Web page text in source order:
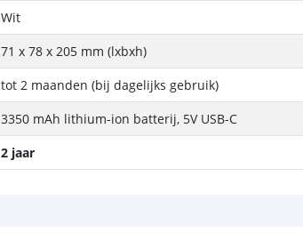
Wit
71 x 78 x 205 mm (lxbxh)
tot 2 maanden (bij dagelijks gebruik)
3350 mAh lithium-ion batterij, 5V USB-C
2 jaar